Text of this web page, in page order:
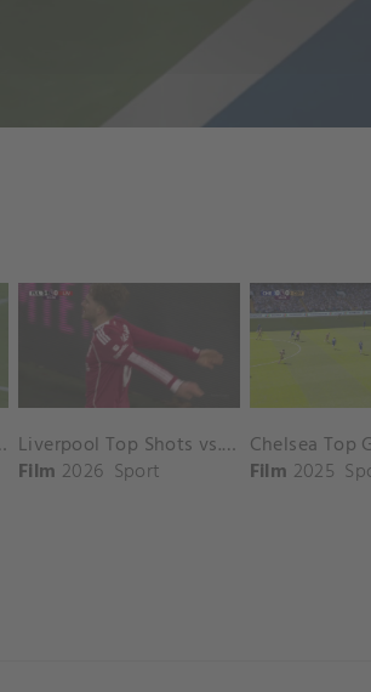
Forest
Liverpool Top Shots vs. Fulham
Film 2026 Sport
Film 2025